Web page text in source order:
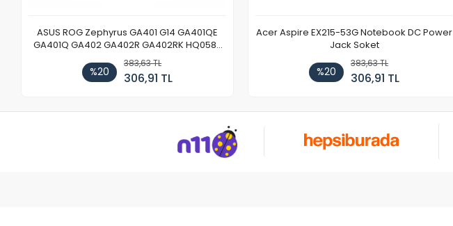
ASUS ROG Zephyrus GA401 G14 GA401QE
GA401Q GA402 GA402R GA402RK HQ058T
GA503QR GA503QS GA503QM GA503QE
GX650 Notebook DC Power Jack Soketi
%20
383,63 TL
306,91 TL
Acer Aspire EX215-53G Notebook DC Power
Jack Soket
%20
383,63 TL
306,91 TL